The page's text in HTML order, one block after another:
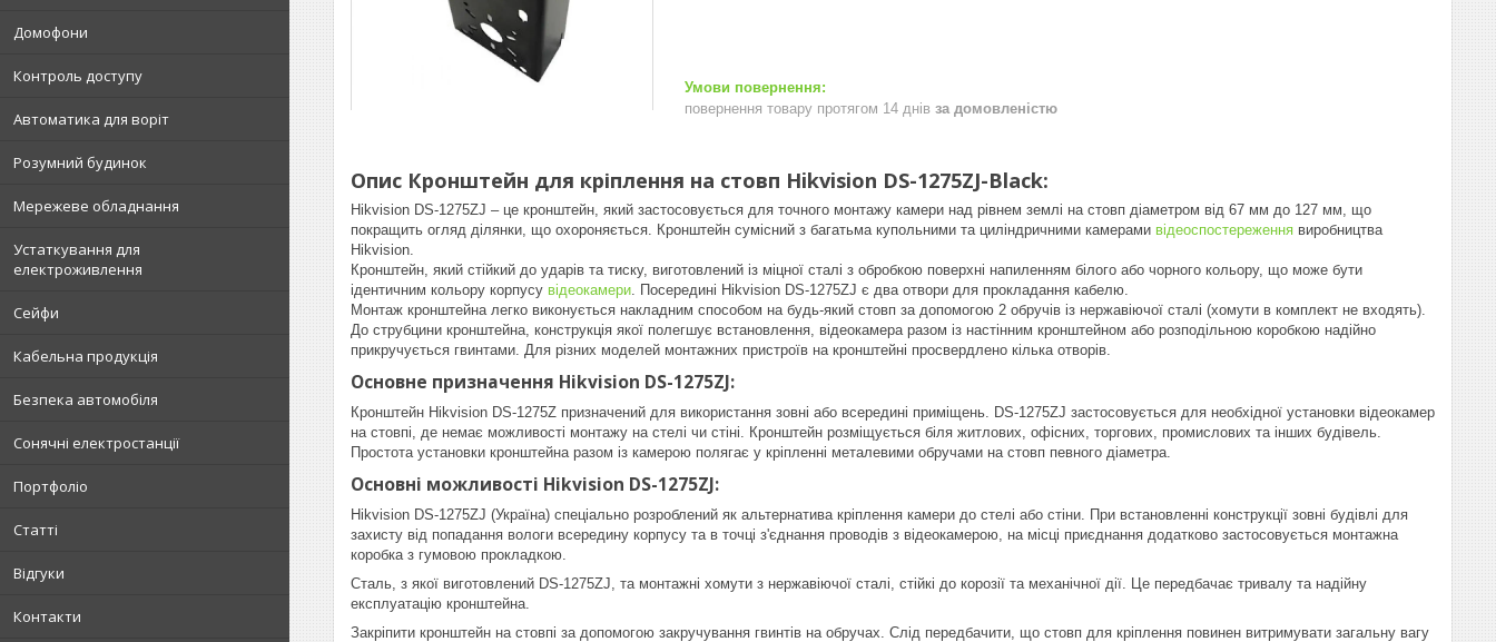
Домофони
Контроль доступу
Автоматика для воріт
Розумний будинок
Мережеве обладнання
Устаткування для
електроживлення
Сейфи
Кабельна продукція
Безпека автомобіля
Сонячні електростанції
Портфоліо
Статті
Відгуки
Контакти
повернення товару протягом 14 днів за домовленістю
Опис Кронштейн для кріплення на стовп Hikvision DS-1275ZJ-Black:
Hikvision DS-1275ZJ – це кронштейн, який застосовується для точного монтажу камери над рівнем землі на стовп діаметром від 67 мм до 127 мм, що
покращить огляд ділянки, що охороняється. Кронштейн сумісний з багатьма купольними та циліндричними камерами відеоспостереження виробництва
Hikvision.
Кронштейн, який стійкий до ударів та тиску, виготовлений із міцної сталі з обробкою поверхні напиленням білого або чорного кольору, що може бути
ідентичним кольору корпусу відеокамери . Посередині Hikvision DS-1275ZJ є два отвори для прокладання кабелю.
Монтаж кронштейна легко виконується накладним способом на будь-який стовп за допомогою 2 обручів із нержавіючої сталі (хомути в комплект не входять).
До струбцини кронштейна, конструкція якої полегшує встановлення, відеокамера разом із настінним кронштейном або розподільною коробкою надійно
прикручується гвинтами. Для різних моделей монтажних пристроїв на кронштейні просвердлено кілька отворів.
Основне призначення Hikvision DS-1275ZJ:
Кронштейн Hikvision DS-1275Z призначений для використання зовні або всередині приміщень. DS-1275ZJ застосовується для необхідної установки відеокамер
на стовпі, де немає можливості монтажу на стелі чи стіні. Кронштейн розміщується біля житлових, офісних, торгових, промислових та інших будівель.
Простота установки кронштейна разом із камерою полягає у кріпленні металевими обручами на стовп певного діаметра.
Основні можливості Hikvision DS-1275ZJ:
Hikvision DS-1275ZJ (Україна) спеціально розроблений як альтернатива кріплення камери до стелі або стіни. При встановленні конструкції зовні будівлі для
захисту від попадання вологи всередину корпусу та в точці з'єднання проводів з відеокамерою, на місці приєднання додатково застосовується монтажна
коробка з гумовою прокладкою.
Сталь, з якої виготовлений DS-1275ZJ, та монтажні хомути з нержавіючої сталі, стійкі до корозії та механічної дії. Це передбачає тривалу та надійну
експлуатацію кронштейна.
Закріпити кронштейн на стовпі за допомогою закручування гвинтів на обручах. Слід передбачити, що стовп для кріплення повинен витримувати загальну вагу